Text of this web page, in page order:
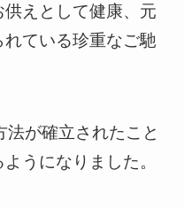
えとして健康、元
ている珍重なご馳
が確立されたこと
うになりました。